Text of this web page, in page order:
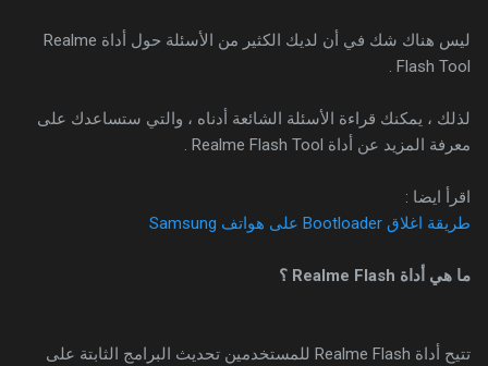
ليس هناك شك في أن لديك الكثير من الأسئلة حول أداة Realme
Flash Tool .
لذلك ، يمكنك قراءة الأسئلة الشائعة أدناه ، والتي ستساعدك على
معرفة المزيد عن أداة Realme Flash Tool .
اقرأ ايضا :
طريقة اغلاق Bootloader على هواتف Samsung
ما هي أداة Realme Flash ؟
تتيح أداة Realme Flash للمستخدمين تحديث البرامج الثابتة على